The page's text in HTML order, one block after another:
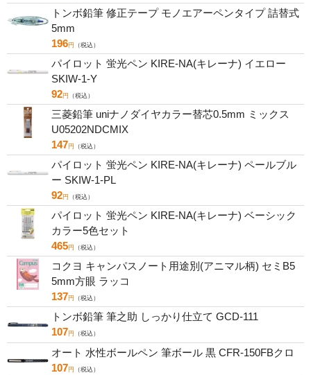
トンボ鉛筆 修正テープ モノエアーペンタイプ 詰替式
5mm
196円 （税込）
パイロット 蛍光ペン KIRE-NA(キレーナ) イエロー
SKIW-1-Y
92円 （税込）
三菱鉛筆 uniナノダイヤカラー替芯0.5mm ミックス
U05202NDCMIX
147円 （税込）
パイロット 蛍光ペン KIRE-NA(キレーナ) ペールブル
ー SKIW-1-PL
92円 （税込）
パイロット 蛍光ペン KIRE-NA(キレーナ) ベーシック
カラー5色セット
465円 （税込）
コクヨ キャンパスノート用途別(アニマル柄) セミB5
5mm方眼 ラッコ
137円 （税込）
トンボ鉛筆 筆之助 しっかり仕立て GCD-111
107円 （税込）
オート 水性ボールペン 筆ボール 黒 CFR-150FBクロ
107円 （税込）